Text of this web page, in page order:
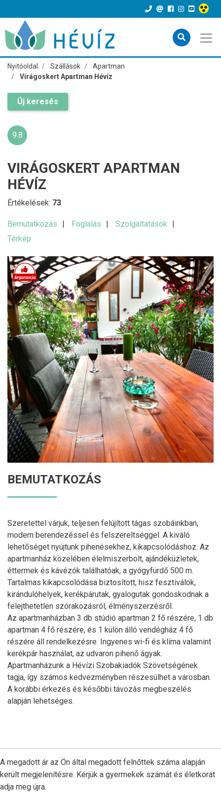
Nyitóoldal Szállások
Apartman
Virágoskert Apartman Hévíz
Új keresés
9.8
VIRÁGOSKERT APARTMAN
HÉVÍZ
Értékelések: 73
Bemutatkozás Foglalás
Szolgáltatások
Térkép
BEMUTATKOZÁS
Szeretettel várjuk, teljesen felújított tágas szobáinkban,
modern berendezéssel és felszereltséggel. A kiváló
lehetőséget nyújtunk pihenésekhez, kikapcsolódáshoz. Az
apartmanház közelében élelmiszerbolt, ajándéküzletek,
éttermek és kávézók találhatóak, a gyógyfürdő 500 m.
Tartalmas kikapcsolódása biztosított, hisz fesztiválok,
kirándulóhelyek, kerékpárutak, gyalogutak gondoskodnak a
felejthetetlen szórakozásról, élményszerzésről.
Az apartmanházban 3 db stúdió apartman 2 fő részére, 1 db
apartman 4 fő részére, és 1 külön álló vendégház 4 fő
részére áll rendelkezésre. Ingyenes wi-fi és klíma valamint
kerékpár használat, az udvaron pihenő ágyak.
Apartmanházunk a Hévízi Szobakiadók Szövetségének
tagja, így számos kedvezményben részesülhet a városban.
A korábbi érkezés és későbbi távozás megbeszélés
alapján lehetséges.
A megadott ár az Ön által megadott felnőttek száma alapján
került megjelenítésre. Kérjük a gyermekek számát és életkorát
adja meg újra.